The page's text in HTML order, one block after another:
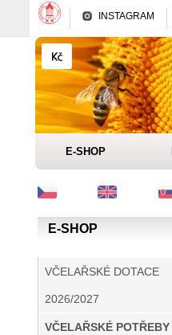
INSTAGRAM
E-SHOP
E-SHOP
VČELAŘSKÉ DOTACE
2026/2027
VČELAŘSKÉ POTŘEBY